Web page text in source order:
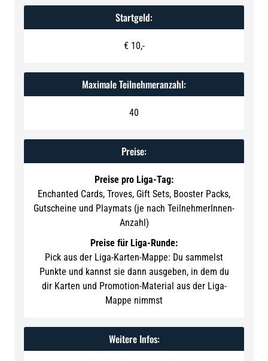
Startgeld:
€ 10,-
Maximale Teilnehmeranzahl:
40
Preise:
Preise pro Liga-Tag:
Enchanted Cards, Troves, Gift Sets, Booster Packs,
Gutscheine und Playmats (je nach TeilnehmerInnen-
Anzahl)
Preise für Liga-Runde:
Pick aus der Liga-Karten-Mappe: Du sammelst
Punkte und kannst sie dann ausgeben, in dem du
dir Karten und Promotion-Material aus der Liga-
Mappe nimmst
Weitere Infos: